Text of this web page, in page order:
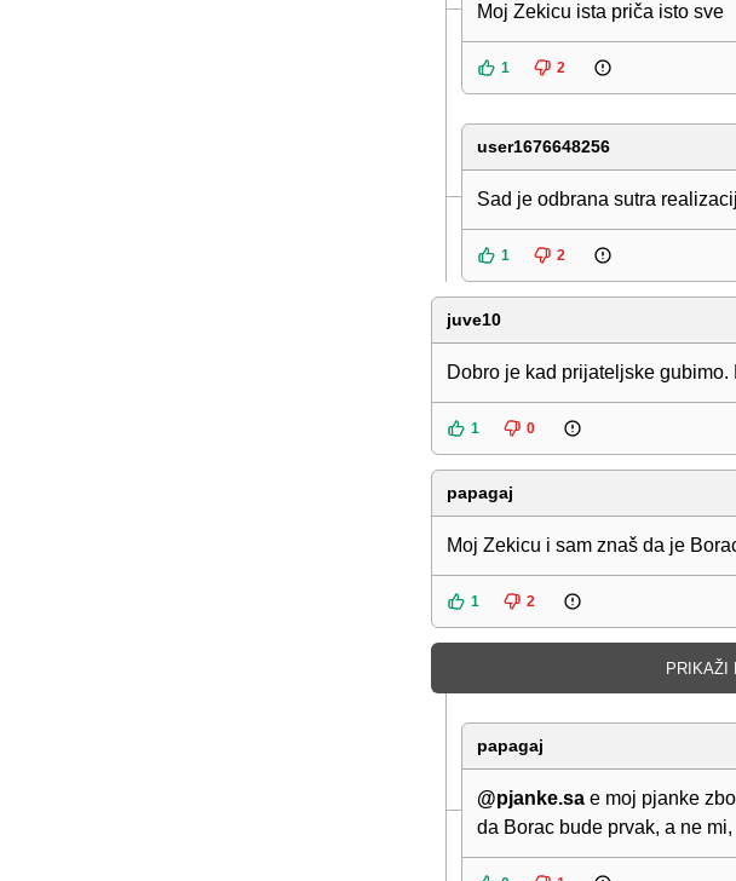
Moj Zekicu ista priča isto sve
1 2
user1676648256
Sad je odbrana sutra
1 2
juve10
Dobro je kad prijateljske
1 0
papagaj
Moj Zekicu i sam znaš da je
1 2
PRIKAŽI
papagaj
@pjanke.sa e moj pjanke
da Borac bude prvak, a ne